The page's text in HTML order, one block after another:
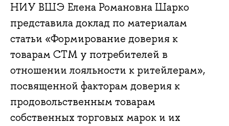
НИУ ВШЭ Елена Романовна Шарко
представила доклад по материалам
статьи «Формирование доверия к
товарам СТМ у потребителей в
отношении лояльности к ритейлерам»,
посвященной факторам доверия к
продовольственным товарам
собственных торговых марок и их